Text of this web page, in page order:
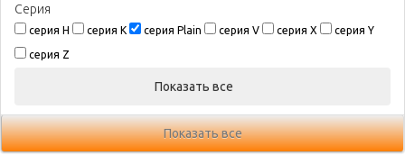
Серия
серия H серия K серия Plain серия V серия X серия Y
серия Z
Показать все
Показать все